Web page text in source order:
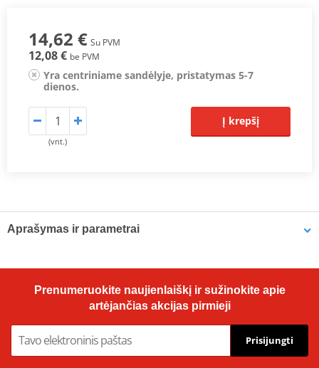
14,62 € Su PVM
12,08 € be PVM
Yra centriniame sandėlyje, pristatymas 5-7
dienos.
(vnt.)
Į krepšį
Aprašymas ir parametrai
Hiflofiltro air filters are manufactured to fit the factory air box and
are a direct replacement for original equipment filters. Top quality
powerflow filtering media, developed for modern high
performance engines.
Prenumeruokite naujienlaiškį ir sužinokite apie
artėjančias akcijas pirmieji
Prisijungti